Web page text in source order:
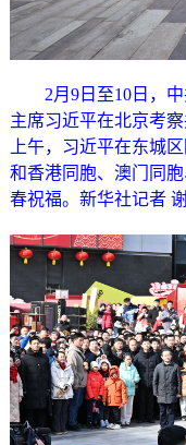
2月9日至10日，
主席习近平在北京考
上午，习近平在东城
和香港同胞、澳门同
春祝福。新华社记者